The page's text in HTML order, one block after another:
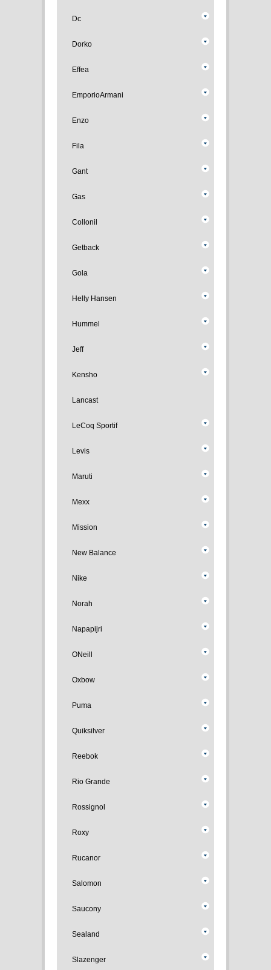
Dc
Dorko
Effea
EmporioArmani
Enzo
Fila
Gant
Gas
Collonil
Getback
Gola
Helly Hansen
Hummel
Jeff
Kensho
Lancast
LeCoq Sportif
Levis
Maruti
Mexx
Mission
New Balance
Nike
Norah
Napapijri
ONeill
Oxbow
Puma
Quiksilver
Reebok
Rio Grande
Rossignol
Roxy
Rucanor
Salomon
Saucony
Sealand
Slazenger